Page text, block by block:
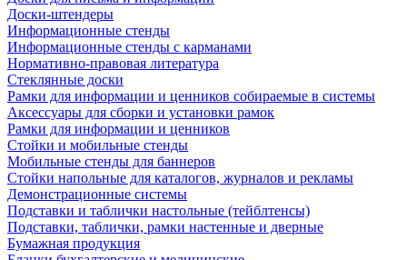
Доски-штендеры
Информационные стенды
Информационные стенды с карманами
Нормативно-правовая литература
Стеклянные доски
Рамки для информации и ценников собираемые в системы
Аксессуары для сборки и установки рамок
Рамки для информации и ценников
Стойки и мобильные стенды
Мобильные стенды для баннеров
Стойки напольные для каталогов, журналов и рекламы
Демонстрационные системы
Подставки и таблички настольные (тейблтенсы)
Подставки, таблички, рамки настенные и дверные
Бумажная продукция